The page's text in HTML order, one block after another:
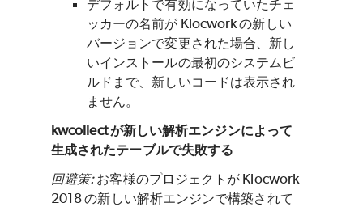
デフォルトで有効になっていたチェ
ッカーの名前が Klocworkの新しい
バージョンで変更された場合、新し
いインストールの最初のシステムビ
ルドまで、新しいコードは表示され
ません。
kwcollect が新しい解析エンジンによって
生成されたテーブルで失敗する
回避策:お客様のプロジェクトが Klocwork
2018 の新しい解析エンジンで構築されて